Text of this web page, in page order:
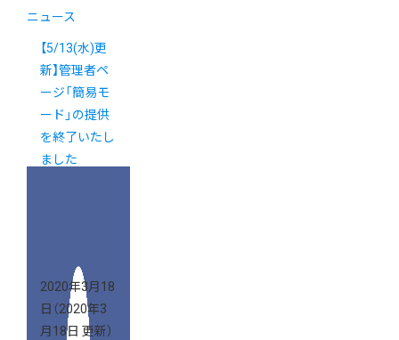
ニュース
【5/13(水)更
新】管理者ペ
ージ「簡易モ
ード」の提供
を終了いたし
ました
2020年3月18
日 （2020年3
月18日 更新）